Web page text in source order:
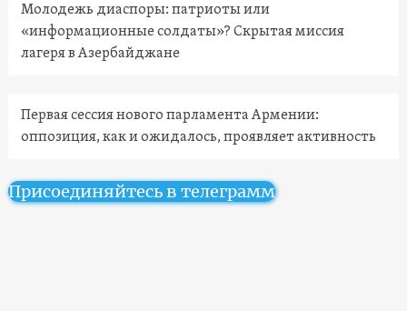
Молодежь диаспоры: патриоты или
«информационные солдаты»? Скрытая миссия
лагеря в Азербайджане
Первая сессия нового парламента Армении:
оппозиция, как и ожидалось, проявляет активность
Присоединяйтесь в телеграмм